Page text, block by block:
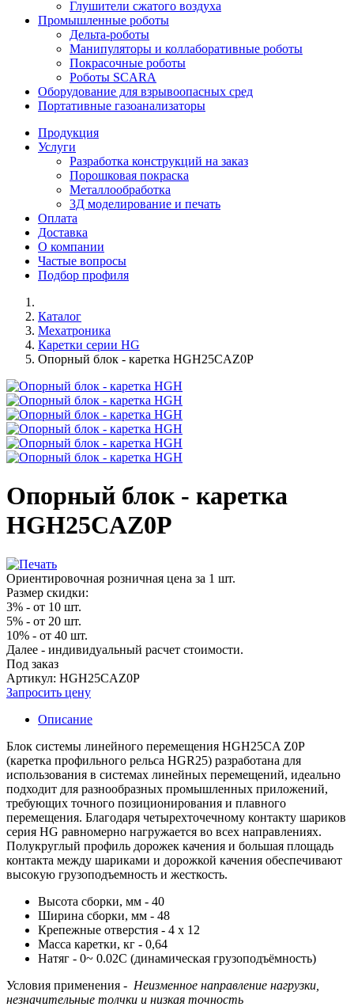
Глушители сжатого воздуха
Промышленные роботы
Дельта-роботы
Манипуляторы и коллаборативные роботы
Покрасочные роботы
Роботы SCARA
Оборудование для взрывоопасных сред
Портативные газоанализаторы
Продукция
Услуги
Разработка конструкций на заказ
Порошковая покраска
Металлообработка
3Д моделирование и печать
Оплата
Доставка
О компании
Частые вопросы
Подбор профиля
Каталог
Мехатроника
Каретки серии HG
Опорный блок - каретка HGH25CAZ0P
Опорный блок - каретка
HGH25CAZ0P
Ориентировочная розничная цена за 1 шт.
Размер скидки:
3% - от 10 шт.
5% - от 20 шт.
10% - от 40 шт.
Далее - индивидуальный расчет стоимости.
Под заказ
Артикул: HGH25CAZ0P
Запросить цену
Описание
Блок системы линейного перемещения HGH25CA Z0P
(каретка профильного рельса HGR25) разработана для
использования в системах линейных перемещений, идеально
подходит для разнообразных промышленных приложений,
требующих точного позиционирования и плавного
перемещения. Благодаря четырехточечному контакту шариков
серия HG равномерно нагружается во всех направлениях.
Полукруглый профиль дорожек качения и большая площадь
контакта между шариками и дорожкой качения обеспечивают
высокую грузоподъемность и жесткость.
Высота сборки, мм - 40
Ширина сборки, мм - 48
Крепежные отверстия - 4 х 12
Масса каретки, кг - 0,64
Натяг - 0~ 0.02C (динамическая грузоподъёмность)
Условия применения - Неизменное направление нагрузки,
незначительные толчки и низкая точность